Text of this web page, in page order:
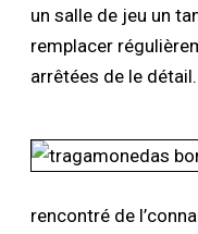
un salle de jeu un
remplacer
arrêtées de le détail.
rencontré de